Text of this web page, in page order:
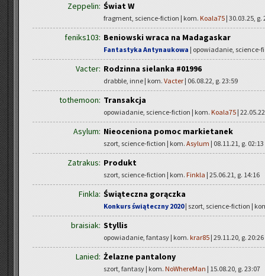
Zeppelin: Świat W
fragment, science-fiction | kom. Koala75 | 30.03.25, g.
feniks103: Beniowski wraca na Madagaskar
Fantastyka Antynaukowa | opowiadanie, science-
Vacter: Rodzinna sielanka #01996
drabble, inne | kom. Vacter | 06.08.22, g. 23:59
tothemoon: Transakcja
opowiadanie, science-fiction | kom. Koala75 |
Asylum: Nieoceniona pomoc markietanek
szort, science-fiction | kom. Asylum | 08.11.21, g. 02:13
Zatrakus: Produkt
szort, science-fiction | kom. Finkla | 25.06.21, g. 14:16
Finkla: Świąteczna gorączka
Konkurs świąteczny 2020| szort, science-fiction |
braisiak: Styllis
opowiadanie, fantasy | kom. krar85 | 29.11.20, g. 20:26
Lanied: Żelazne pantalony
szort, fantasy | kom. NoWhereMan | 15.08.20, g. 23:07